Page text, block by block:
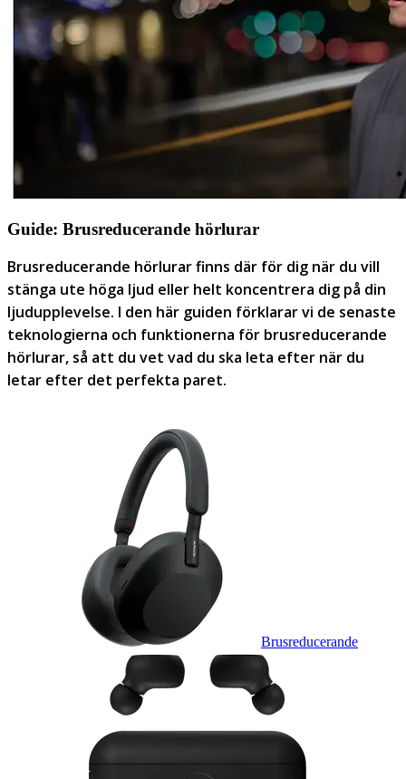
Guide: Brusreducerande hörlurar
Brusreducerande hörlurar finns där för dig när du vill
stänga ute höga ljud eller helt koncentrera dig på din
ljudupplevelse. I den här guiden förklarar vi de senaste
teknologierna och funktionerna för brusreducerande
hörlurar, så att du vet vad du ska leta efter när du
letar efter det perfekta paret.
Brusreducerande